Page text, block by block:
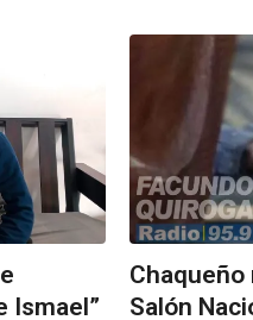
Ismael”
Chaqueño
Salón